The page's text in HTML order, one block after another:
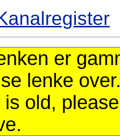
er
lenke
old,